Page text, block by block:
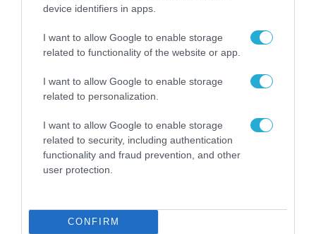
device identifiers in apps.
I want to allow Google to enable storage
related to functionality of the website or app.
I want to allow Google to enable storage
related to personalization.
I want to allow Google to enable storage
related to security, including authentication
functionality and fraud prevention, and other
user protection.
CONFIRM
06.08.2026 | 09:03
«Οι εντελώς αθώοι»: Η ανάρτηση του Αρκά για
τα ζώα που χάθηκαν στις πυρκαγιές της
Αττικής (φωτο)